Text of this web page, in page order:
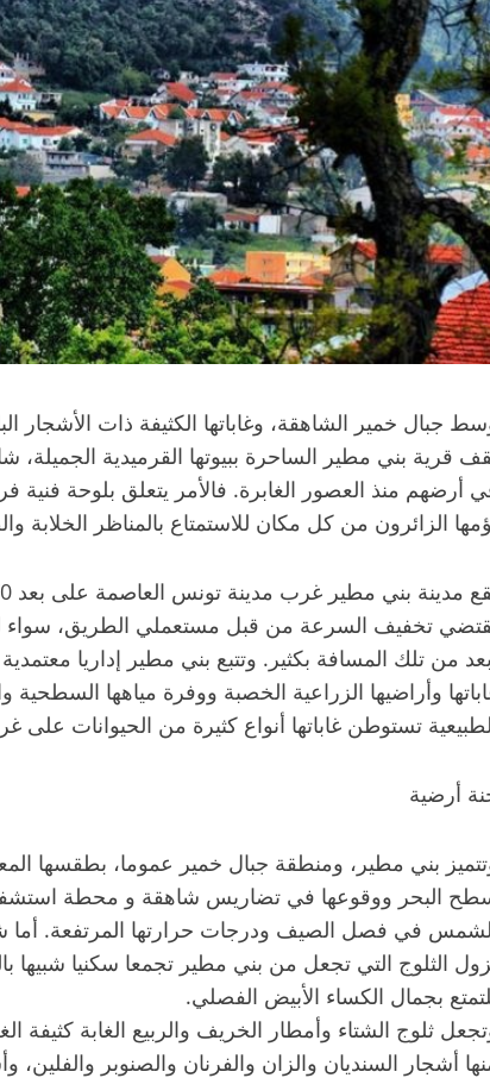
جبال خمير الشاهقة، وغاباتها الكثيفة ذات الأشجار
قرية بني مطير الساحرة ببيوتها القرميدية
أرضهم منذ العصور الغابرة. فالأمر يتعلق بلوحة فنية
الزائرون من كل مكان للاستمتاع بالمناظر الخلابة
تخفيف السرعة من قبل مستعملي الطريق، سواء
من تلك المسافة بكثير. وتتبع بني مطير إداريا
وأراضيها الزراعية الخصبة ووفرة مياهها
تستوطن غاباتها أنواع كثيرة من الحيوانات على
أرضية
بني مطير، ومنطقة جبال خمير عموما، بطقسها
البحر ووقوعها في تضاريس شاهقة و محطة
في فصل الصيف ودرجات حرارتها المرتفعة. أما
الثلوج التي تجعل من بني مطير تجمعا سكنيا شبيها
بجمال الكساء الأبيض الفصلي.
ثلوج الشتاء وأمطار الخريف والربيع الغابة كثيفة
أشجار السنديان والزان والفرنان والصنوبر